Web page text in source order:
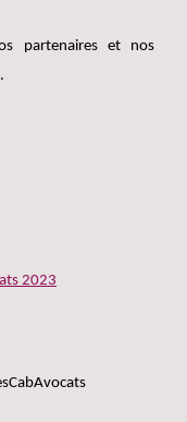
partenaires et nos
2023